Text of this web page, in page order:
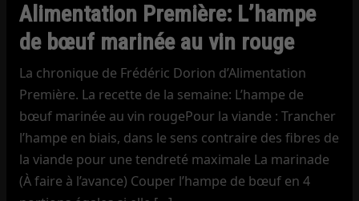
Alimentation Première: L’hampe
de bœuf marinée au vin rouge
La chronique de Frédéric Dorion d’Alimentation
Première. La recette de la semaine: L’hampe de
bœuf marinée au vin rougePour la viande : Trancher
l’hampe en biais, dans le sens contraire des fibres de
la viande pour une tendreté maximale La marinade
(À faire à l’avance) Couper l’hampe de bœuf en 4